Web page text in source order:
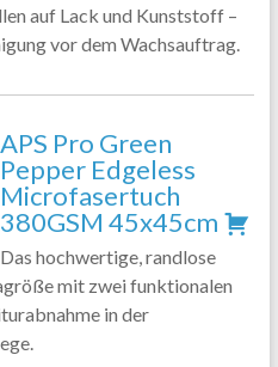
auf Lack und Kunststoff –
vor dem Wachsauftrag.
APS Pro Green
Pepper Edgeless
Microfasertuch
380GSM 45x45cm
Das hochwertige, randlose
mit zwei funktionalen
in der